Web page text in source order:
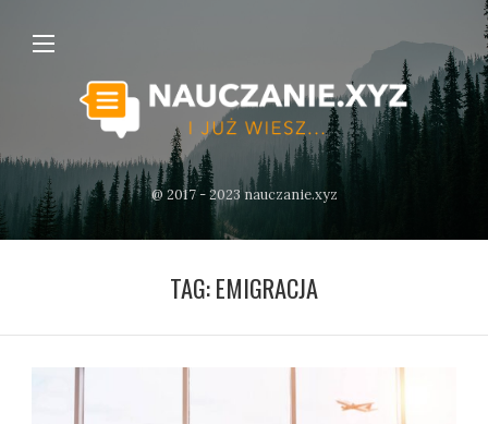
@ 2017 - 2023 nauczanie.xyz
TAG:EMIGRACJA